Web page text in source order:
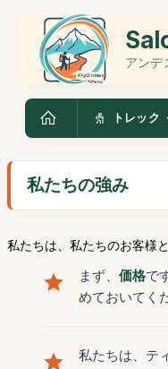
アンデ
トレック
私たちの強み
私たちは、私たちのお客様
まず、 価格で
めておいてく
私たちは、テ